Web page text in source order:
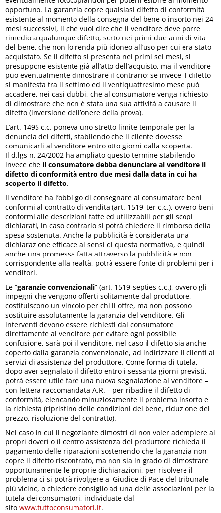
opportuno. La garanzia copre qualsiasi difetto di conformità
esistente al momento della consegna del bene o insorto nei 24
mesi successivi, il che vuol dire che il venditore deve porre
rimedio a qualunque difetto, sorto nei primi due anni di vita
del bene, che non lo renda più idoneo all’uso per cui era stato
acquistato. Se il difetto si presenta nei primi sei mesi, si
presuppone esistente già all’atto dell’acquisto, ma il venditore
può eventualmente dimostrare il contrario; se invece il difetto
si manifesta tra il settimo ed il ventiquattresimo mese può
accadere, nei casi dubbi, che al consumatore venga richiesto
di dimostrare che non è stata una sua attività a causare il
difetto (inversione dell’onere della prova).
L’art. 1495 c.c. poneva uno stretto limite temporale per la
denuncia dei difetti, stabilendo che il cliente dovesse
comunicarli al venditore entro otto giorni dalla scoperta.
Il d.lgs n. 24/2002 ha ampliato questo termine stabilendo
invece che il consumatore debba denunciare al venditore il
difetto di conformità entro due mesi dalla data in cui ha
scoperto il difetto.
Il venditore ha l’obbligo di consegnare al consumatore beni
conformi al contratto di vendita (art. 1519–ter c.c.), ovvero beni
conformi alle descrizioni fatte ed utilizzabili per gli scopi
dichiarati, in caso contrario si potrà chiedere il rimborso della
spesa sostenuta. Anche la pubblicità è considerata una
dichiarazione efficace ai sensi di questa normativa, e quindi
anche una promessa fatta attraverso la pubblicità e non
corrispondente alla realtà, potrà essere fonte di problemi per i
venditori.
Le “garanzie convenzionali” (art. 1519-septies c.c.), ovvero gli
impegni che vengono offerti solitamente dal produttore,
costituiscono un vincolo per chi li offre, ma non possono
sostituire assolutamente la garanzia del venditore. Gli
interventi devono essere richiesti dal consumatore
direttamente al venditore per evitare ogni possibile
confusione, sarà poi il venditore, nel caso il difetto sia anche
coperto dalla garanzia convenzionale, ad indirizzare il clienti ai
servizi di assistenza del produttore. Come forma di tutela,
dopo aver segnalato il difetto entro i sessanta giorni previsti,
potrà essere utile fare una nuova segnalazione al venditore –
con lettera raccomandata A.R. – per ribadire il difetto di
conformità, elencando minuziosamente il problema insorto e
la richiesta (ripristino delle condizioni del bene, riduzione del
prezzo, risoluzione del contratto).
Nel caso in cui il negoziante dimostri di non voler adempiere ai
propri doveri o il centro assistenza del produttore richieda il
pagamento delle riparazioni sostenendo che la garanzia non
copre il difetto riscontrato, ma non sia in grado di dimostrare
opportunamente le proprie dichiarazioni, per risolvere il
problema ci si potrà rivolgere al Giudice di Pace del tribunale
più vicino, o chiedere consiglio ad una delle associazioni per la
tutela dei consumatori, individuate dal
sitowww.tuttoconsumatori.it.